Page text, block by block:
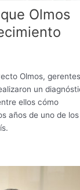
Olmos
Olmos, gerentes
un
ellos cómo
años de uno de los